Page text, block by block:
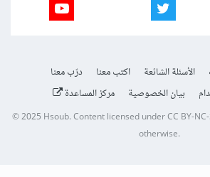
الأسئلة الشائعة اكتب معنا
درّب معنا
بيان الخصوصية مركز المساعدة
© 2025Hsoub.Content licensed underCC BY-
otherwise.